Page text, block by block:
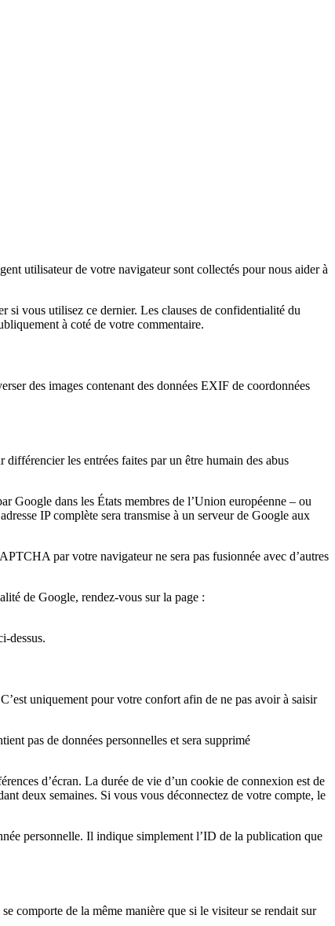
utilisateur de votre navigateur sont collectés pour nous aider à
si vous utilisez ce dernier. Les clauses de confidentialité du
à coté de votre commentaire.
des images contenant des données EXIF de coordonnées
les entrées faites par un être humain des abus
Google dans les États membres de l’Union européenne – ou
IP complète sera transmise à un serveur de Google aux
par votre navigateur ne sera pas fusionnée avec d’autres
de Google, rendez-vous sur la page :
dessus.
uniquement pour votre confort afin de ne pas avoir à saisir
pas de données personnelles et sera supprimé
d’écran. La durée de vie d’un cookie de connexion est de
deux semaines. Si vous vous déconnectez de votre compte, le
personnelle. Il indique simplement l’ID de la publication que
comporte de la même manière que si le visiteur se rendait sur